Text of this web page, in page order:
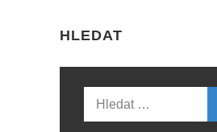
HLEDAT
Vyhledávání